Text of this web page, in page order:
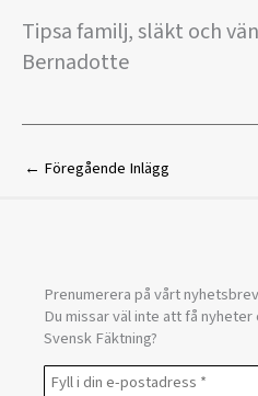
Tipsa familj, släkt och
Bernadotte
← Föregående Inlägg
Prenumerera på vårt
Du missar väl inte att få
Svensk Fäktning?